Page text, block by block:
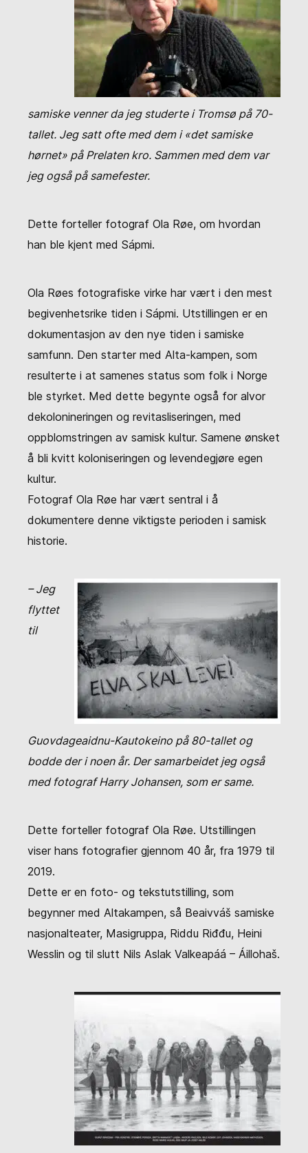
samiske venner da jeg studerte i Tromsø på 70-
tallet. Jeg satt ofte med dem i «det samiske
hørnet» på Prelaten kro. Sammen med dem var
jeg også på samefester.
Dette forteller fotograf Ola Røe, om hvordan
han ble kjent med Sápmi.
Ola Røes fotografiske virke har vært i den mest
begivenhetsrike tiden i Sápmi. Utstillingen er en
dokumentasjon av den nye tiden i samiske
samfunn. Den starter med Alta-kampen, som
resulterte i at samenes status som folk i Norge
ble styrket. Med dette begynte også for alvor
dekolonineringen og revitasliseringen, med
oppblomstringen av samisk kultur. Samene ønsket
å bli kvitt koloniseringen og levendegjøre egen
kultur.
Fotograf Ola Røe har vært sentral i å
dokumentere denne viktigste perioden i samisk
historie.
– Jeg
flyttet
til
Guovdageaidnu-Kautokeino på 80-tallet og
bodde der i noen år. Der samarbeidet jeg også
med fotograf Harry Johansen, som er same.
Dette forteller fotograf Ola Røe. Utstillingen
viser hans fotografier gjennom 40 år, fra 1979 til
2019.
Dette er en foto- og tekstutstilling, som
begynner med Altakampen, så Beaivváš samiske
nasjonalteater, Masigruppa, Riddu Riđđu, Heini
Wesslin og til slutt Nils Aslak Valkeapáá – Áillohaš.